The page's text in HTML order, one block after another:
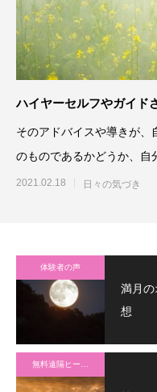
ハイヤーセルフやガイド
そのアドバイスや導きが、
のものであるかどうか、自
るかどうかが見極めポイン
2021.02.18 日々の気づき
体験者の声
満月
想